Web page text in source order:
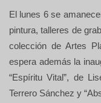
El lunes 6 se
pintura, talleres de
colección de Artes
espera además la
“Espíritu Vital”, de
Terrero Sánchez y